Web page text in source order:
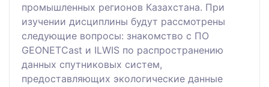
промышленных регионов Казахстана. При
изучении дисциплины будут рассмотрены
следующие вопросы: знакомство с ПО
GEONETCast и ILWIS по распространению
данных спутниковых систем,
предоставляющих экологические данные